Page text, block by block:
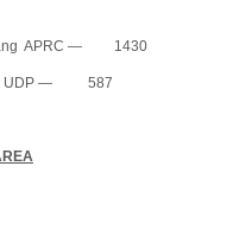
APRC — 1430
UDP — 587